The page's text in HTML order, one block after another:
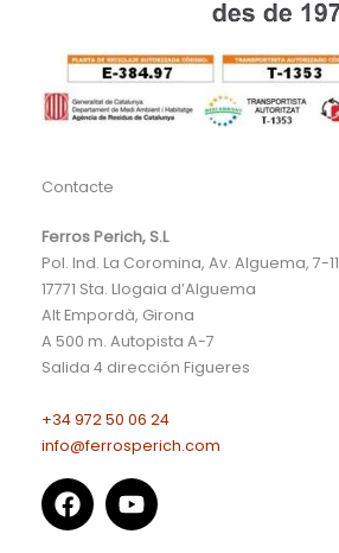
Contacte
Ferros Perich, S.L
Pol. Ind. La Coromina, Av. Alguema, 7-11
17771 Sta. Llogaia d’Alguema
Alt Empordà, Girona
A 500 m. Autopista A-7
Salida 4 dirección Figueres
+34 972 50 06 24
info@ferrosperich.com